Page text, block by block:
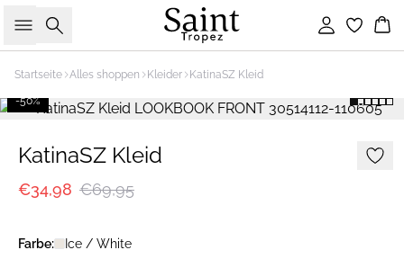
Suche Einloggen
Startseite Alles shoppen Kleider KatinaSZ Kleid
-50%
KatinaSZ Kleid
€34,98 €69,95
Farbe: Ice / White